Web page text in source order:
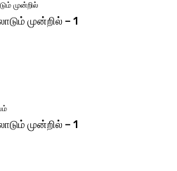
முன்றில்
முன்றில் – 1
முன்றில் – 1